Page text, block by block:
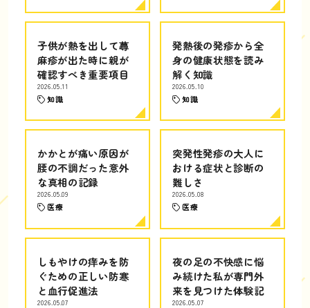
子供が熱を出して蕁
麻疹が出た時に親が
確認すべき重要項目
2026.05.11
知識
発熱後の発疹から全
身の健康状態を読み
解く知識
2026.05.10
知識
かかとが痛い原因が
腰の不調だった意外
な真相の記録
2026.05.09
医療
突発性発疹の大人に
おける症状と診断の
難しさ
2026.05.08
医療
しもやけの痒みを防
ぐための正しい防寒
と血行促進法
2026.05.07
夜の足の不快感に悩
み続けた私が専門外
来を見つけた体験記
2026.05.07